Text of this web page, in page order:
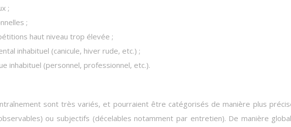
;
;
haut niveau trop élevée ;
inhabituel (canicule, hiver rude, etc.) ;
inhabituel (personnel, professionnel, etc.).
sont très variés, et pourraient être catégorisés de manière plus
ou subjectifs (décelables notamment par entretien). De manière